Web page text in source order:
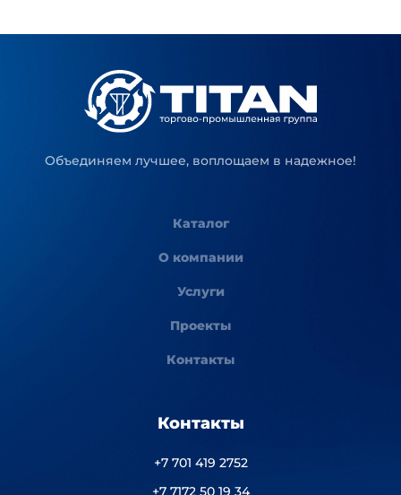
Объединяем лучшее, воплощаем в надежное!
Каталог
О компании
Услуги
Проекты
Контакты
Контакты
+7 701 419 2752
+7 7172 50 19 34